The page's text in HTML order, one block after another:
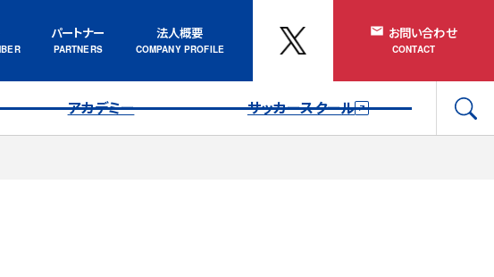
パートナー 法人概要 お問い合わせ
アカデミー サッカースクール